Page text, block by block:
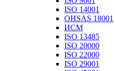
ISO 14001
OHSAS 18001
ИСМ
ISO 13485
ISO 20000
ISO 22000
ISO 29001